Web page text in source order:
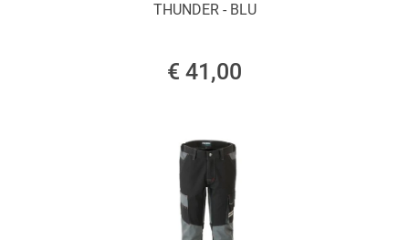
THUNDER - BLU
€ 41,00